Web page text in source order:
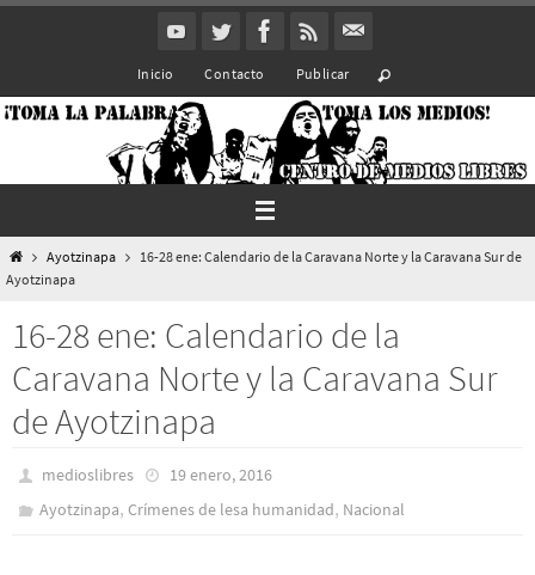
Inicio Contacto Publicar
InicioAyotzinapa
16-28 ene: Calendario de la Caravana Norte y la Caravana Sur de
Ayotzinapa
16-28 ene: Calendario de la
Caravana Norte y la Caravana Sur
de Ayotzinapa
medioslibres
19 enero, 2016
Ayotzinapa,Crímenes de lesa humanidad, Nacional